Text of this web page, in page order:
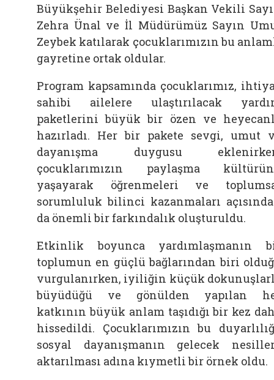
Büyükşehir Belediyesi Başkan Vekili
Zehra Ünal ve İl Müdürümüz Sayın
Zeybek katılarak çocuklarımızın bu
gayretine ortak oldular.
Program kapsamında çocuklarımız,
sahibi ailelere ulaştırılacak
paketlerini büyük bir özen ve
hazırladı. Her bir pakete sevgi, umut
dayanışma duygusu
çocuklarımızın paylaşma
yaşayarak öğrenmeleri ve
sorumluluk bilinci kazanmaları
da önemli bir farkındalık oluşturuldu.
Etkinlik boyunca yardımlaşmanın
toplumun en güçlü bağlarından biri
vurgulanırken, iyiliğin küçük
büyüdüğü ve gönülden yapılan
katkının büyük anlam taşıdığı bir kez
hissedildi. Çocuklarımızın bu
sosyal dayanışmanın gelecek
aktarılması adına kıymetli bir örnek oldu.